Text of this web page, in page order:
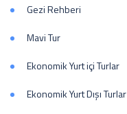
Gezi Rehberi
Mavi Tur
Ekonomik Yurt içi Turlar
Ekonomik Yurt Dışı Turlar